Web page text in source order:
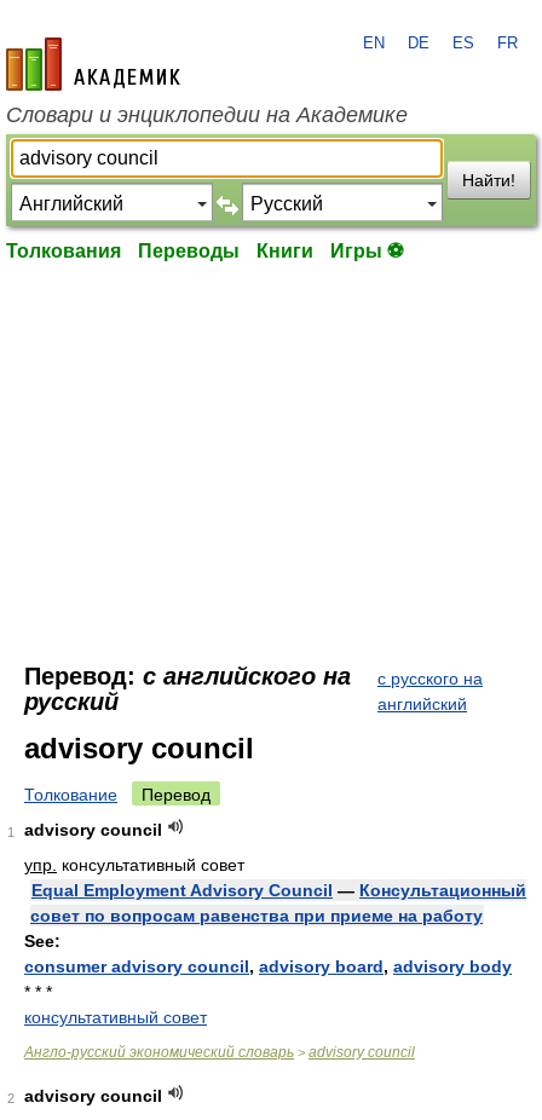
academic.ru
EN DE ES FR
Словари и энциклопедии на Академике
Найти!
Толкования Переводы Книги Игры ⚽
Перевод: с английского на
русский
с русского на
английский
advisory council
Толкование Перевод
1
advisory council
упр. консультативный совет
Equal Employment Advisory Council — Консультационный
совет по вопросам равенства при приеме на работу
See:
consumer advisory council, advisory board, advisory body
* * *
консультативный совет
Англо-русский экономический словарь > advisory council
2
advisory council